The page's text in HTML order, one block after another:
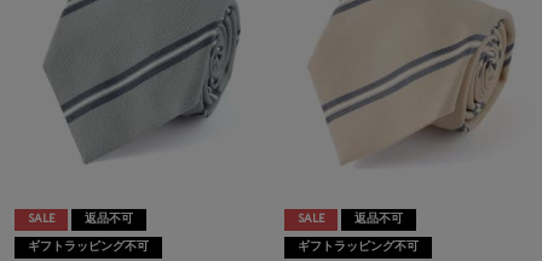
SALE 返品不可
ギフトラッピング不可
SALE 返品不可
ギフトラッピング不可